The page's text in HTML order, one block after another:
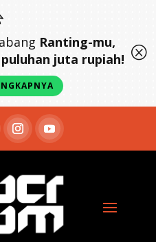
Ranting-mu,
juta rupiah! Q